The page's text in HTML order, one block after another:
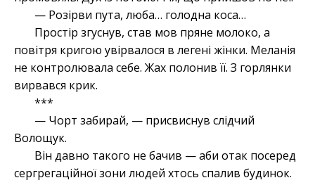
— Розірви пута, люба… голодна коса…
Простір згуснув, став мов пряне молоко, а
повітря кригою увірвалося в легені жінки. Меланія
не контролювала себе. Жах полонив її. З горлянки
вирвався крик.
***
— Чорт забирай, — присвиснув слідчий
Волощук.
Він давно такого не бачив — аби отак посеред
сергрегаційної зони людей хтось спалив будинок.